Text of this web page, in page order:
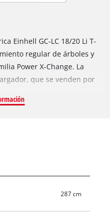
Einhell GC-LC 18/20 Li T-
regular de árboles y
Power X-Change. La
que se venden por
espada de 200 mm (espada
gama de tareas. La
y seguro. La podadora
hombro. Su robusta
287 cm